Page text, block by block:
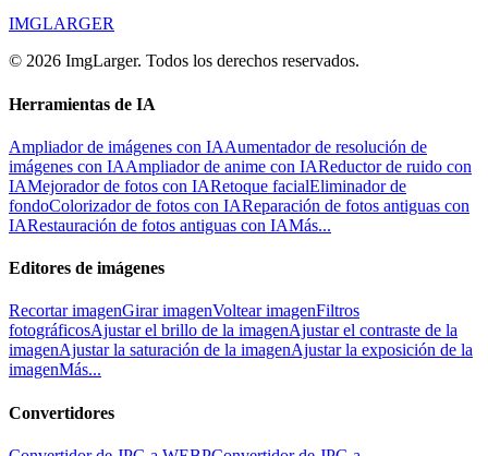
IMGLARGER
© 2026 ImgLarger. Todos los derechos reservados.
Herramientas de IA
Ampliador de imágenes con IAAumentador de resolución de
imágenes con IAAmpliador de anime con IAReductor de ruido con
IAMejorador de fotos con IARetoque facialEliminador de
fondoColorizador de fotos con IAReparación de fotos antiguas con
IARestauración de fotos antiguas con IAMás...
Editores de imágenes
Recortar imagenGirar imagenVoltear imagenFiltros
fotográficosAjustar el brillo de la imagenAjustar el contraste de la
imagenAjustar la saturación de la imagenAjustar la exposición de la
imagenMás...
Convertidores